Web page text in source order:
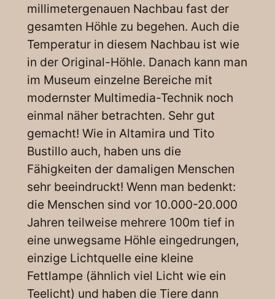
millimetergenauen Nachbau fast der
gesamten Höhle zu begehen. Auch die
Temperatur in diesem Nachbau ist wie
in der Original-Höhle. Danach kann man
im Museum einzelne Bereiche mit
modernster Multimedia-Technik noch
einmal näher betrachten. Sehr gut
gemacht! Wie in Altamira und Tito
Bustillo auch, haben uns die
Fähigkeiten der damaligen Menschen
sehr beeindruckt! Wenn man bedenkt:
die Menschen sind vor 10.000-20.000
Jahren teilweise mehrere 100m tief in
eine unwegsame Höhle eingedrungen,
einzige Lichtquelle eine kleine
Fettlampe (ähnlich viel Licht wie ein
Teelicht) und haben die Tiere dann